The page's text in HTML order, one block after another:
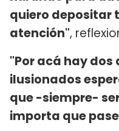
quiero depositar
atención",
"Por acá hay dos
ilusionados
que -siempre-
importa que